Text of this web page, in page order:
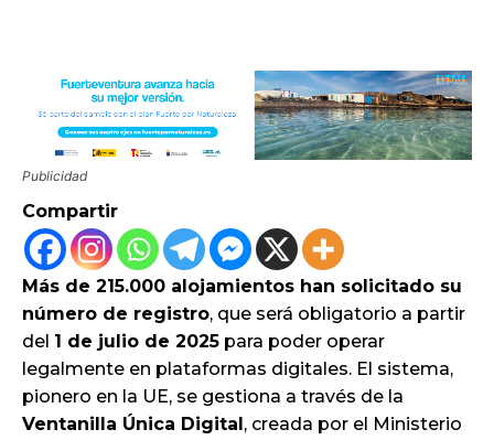
Publicidad
Compartir
Más de 215.000 alojamientos han solicitado su
número de registro, que será obligatorio a partir
del 1 de julio de 2025 para poder operar
legalmente en plataformas digitales. El sistema,
pionero en la UE, se gestiona a través de la
Ventanilla Única Digital , creada por el Ministerio